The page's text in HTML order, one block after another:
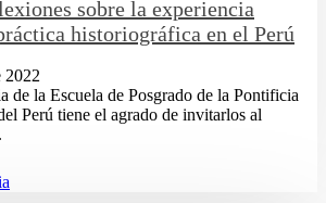
sobre la experiencia
historiográfica en el Perú
2022
de la Escuela de Posgrado de la Pontificia
Perú tiene el agrado de invitarlos al